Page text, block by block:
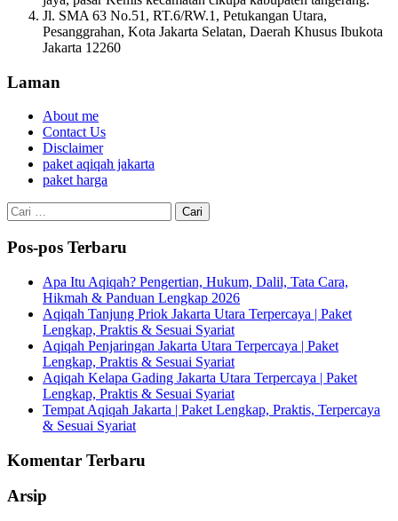
Jl. SMA 63 No.51, RT.6/RW.1, Petukangan Utara,
Pesanggrahan, Kota Jakarta Selatan, Daerah Khusus Ibukota
Jakarta 12260
Laman
About me
Contact Us
Disclaimer
paket aqiqah jakarta
paket harga
Cari
untuk:
Pos-pos Terbaru
Apa Itu Aqiqah? Pengertian, Hukum, Dalil, Tata Cara,
Hikmah & Panduan Lengkap 2026
Aqiqah Tanjung Priok Jakarta Utara Terpercaya | Paket
Lengkap, Praktis & Sesuai Syariat
Aqiqah Penjaringan Jakarta Utara Terpercaya | Paket
Lengkap, Praktis & Sesuai Syariat
Aqiqah Kelapa Gading Jakarta Utara Terpercaya | Paket
Lengkap, Praktis & Sesuai Syariat
Tempat Aqiqah Jakarta | Paket Lengkap, Praktis, Terpercaya
& Sesuai Syariat
Komentar Terbaru
Arsip